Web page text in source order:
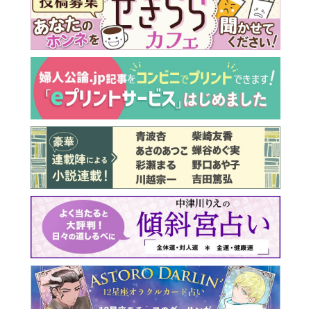
最新号 好評発売中！